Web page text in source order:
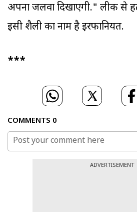
अपना जलवा दिखाएगी." लीक से
इसी शैली का नाम है इरफानियत.
***
COMMENTS 0
ADVERTISEMENT